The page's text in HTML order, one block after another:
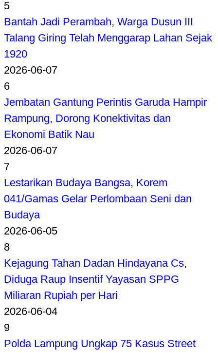
5
Bantah Jadi Perambah, Warga Dusun III
Talang Giring Telah Menggarap Lahan Sejak
1920
2026-06-07
6
Jembatan Gantung Perintis Garuda Hampir
Rampung, Dorong Konektivitas dan
Ekonomi Batik Nau
2026-06-07
7
Lestarikan Budaya Bangsa, Korem
041/Gamas Gelar Perlombaan Seni dan
Budaya
2026-06-05
8
Kejagung Tahan Dadan Hindayana Cs,
Diduga Raup Insentif Yayasan SPPG
Miliaran Rupiah per Hari
2026-06-04
9
Polda Lampung Ungkap 75 Kasus Street